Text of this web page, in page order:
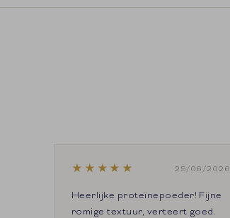
★ ★ ★ ★ ★ 25/06/2026
Heerlijke proteïnepoeder! Fijne
romige textuur, verteert goed.